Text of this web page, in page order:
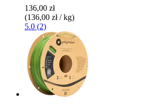
136,00 zł
(136,00 zł / kg)
5.0 (2)